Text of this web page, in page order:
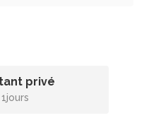
privé
1jours